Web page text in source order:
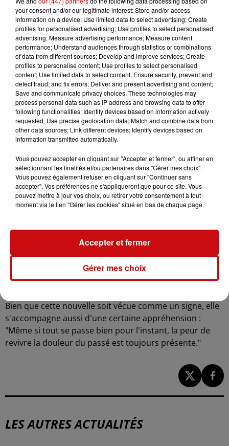
d’Éguelshardt, qui souhaitait contribuer en tricotant des
doudous pour intégrer dans ces coffrets, afin d’apporter
un peu de réconfort aux familles", raconte Kévin. Ces
doudous ont déjà été distribués dans plusieurs
établissements hospitaliers, dont ceux de Schiltigheim,
Hautepierre à Strasbourg, Schweitzer à Colmar,
Haguenau et le GHRMSA à Mulhouse.
Une autre partie des fonds récoltés sera dédiée à la
formation des bénévoles des groupes de parole de
l'association Nos tout-petits d’Alsace. Kévin, déjà
membre de l’association, espère que "Dans les pas de
La marche ayant permis à Kévin d'exprimer ses
émotions, il organise désormais des balades pour
d'autres parents endeuillés. "Nous avons visité des lieux
comme Notre-Dame du Schauenberg et le Mont Sainte-
pour que ce moment de partage soit accessible à tous",
Le 20 octobre dernier, sur sa page Facebook "Dans les
pas de Tom", Kévin a partagé une nouvelle émouvante :
"Tom fera toujours partie de notre famille, et en mai, il
Bien que cette nouvelle soit vécue comme un signe, elle
s'accompagne aussi d'une certaine appréhension :
"Même si tout se passe bien pour l'instant, la peur de
revivre la douleur du passé est toujours présente."
LES AUTRES ACTUALITÉS
your consent and/or our legitimate interest: Store and/or access
information on a device; Use limited data to select advertising; Create
profiles for personalised advertising; Use profiles to select personalised
advertising; Measure advertising performance; Measure content
performance; Understand audiences through statistics or combinations
of data from different sources; Develop and improve services; Create
profiles to personalise content; Use profiles to select personalised
content; Use limited data to select content; Ensure security, prevent and
detect fraud, and fix errors; Deliver and present advertising and content;
Save and communicate privacy choices. These technologies may
process personal data such as IP address and browsing data to offer
following functionalities: Identify devices based on information actively
requested; Use precise geolocation data; Match and combine data from
other data sources; Link different devices; Identify devices based on
information transmitted automatically.
Vous pouvez accepter en cliquant sur "Accepter et fermer", ou affiner en
sélectionnant les finalités et/ou partenaires dans "Gérer mes choix".
Vous pouvez également refuser en cliquant sur "Continuer sans
accepter". Vos préférences ne s'appliqueront que pour ce site. Vous
pouvez mettre à jour vos choix, ou retirer votre consentement à tout
moment via le lien "Gérer les cookies" situé en bas de chaque page.
Gérer mes choix
Accepter et fermer